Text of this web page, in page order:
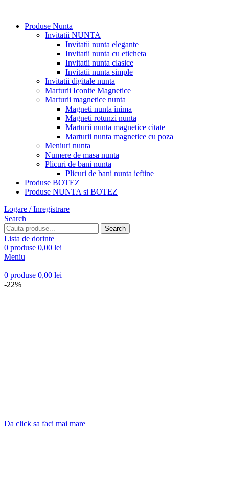
Produse Nunta
Invitatii NUNTA
Invitatii nunta elegante
Invitatii nunta cu eticheta
Invitatii nunta clasice
Invitatii nunta simple
Invitatii digitale nunta
Marturii Iconite Magnetice
Marturii magnetice nunta
Magneti nunta inima
Magneti rotunzi nunta
Marturii nunta magnetice citate
Marturii nunta magnetice cu poza
Meniuri nunta
Numere de masa nunta
Plicuri de bani nunta
Plicuri de bani nunta ieftine
Produse BOTEZ
Produse NUNTA si BOTEZ
Logare / Inregistrare
Search
Search
Lista de dorinte
0 produse 0,00 lei
Meniu
0 produse 0,00 lei
-22%
Da click sa faci mai mare